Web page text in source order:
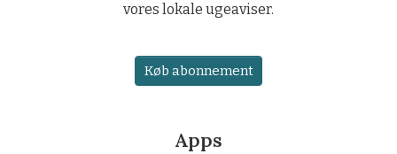
vores lokale ugeaviser.
Køb abonnement
Apps